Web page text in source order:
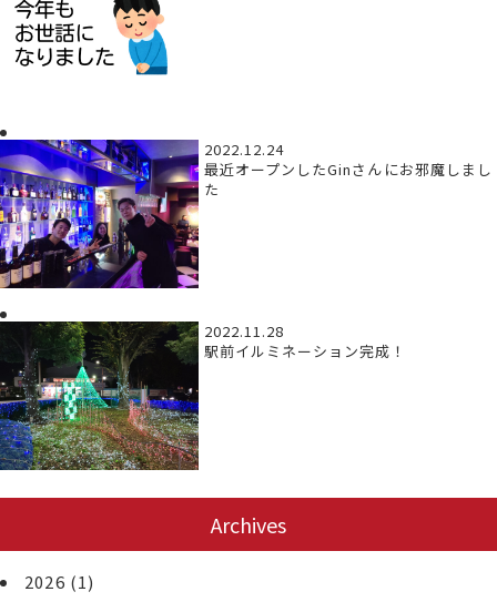
2022.12.24
最近オープンしたGinさんにお邪魔しまし
た
2022.11.28
駅前イルミネーション完成！
Archives
2026 (1)